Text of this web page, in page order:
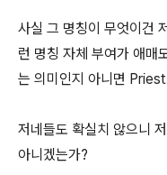
사실 그 명칭이 무엇이건
런 명칭 자체 부여가 애
는 의미인지 아니면
저네들도 확실치 않으니
아니겠는가?